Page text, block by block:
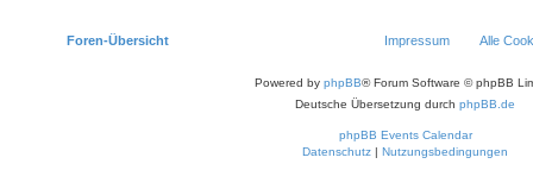
Foren-Übersicht Alle
Impressum
Powered by phpBB® Forum Software © phpBB
Deutsche Übersetzung durch phpBB.de
phpBB Events Calendar
Datenschutz | Nutzungsbedingungen